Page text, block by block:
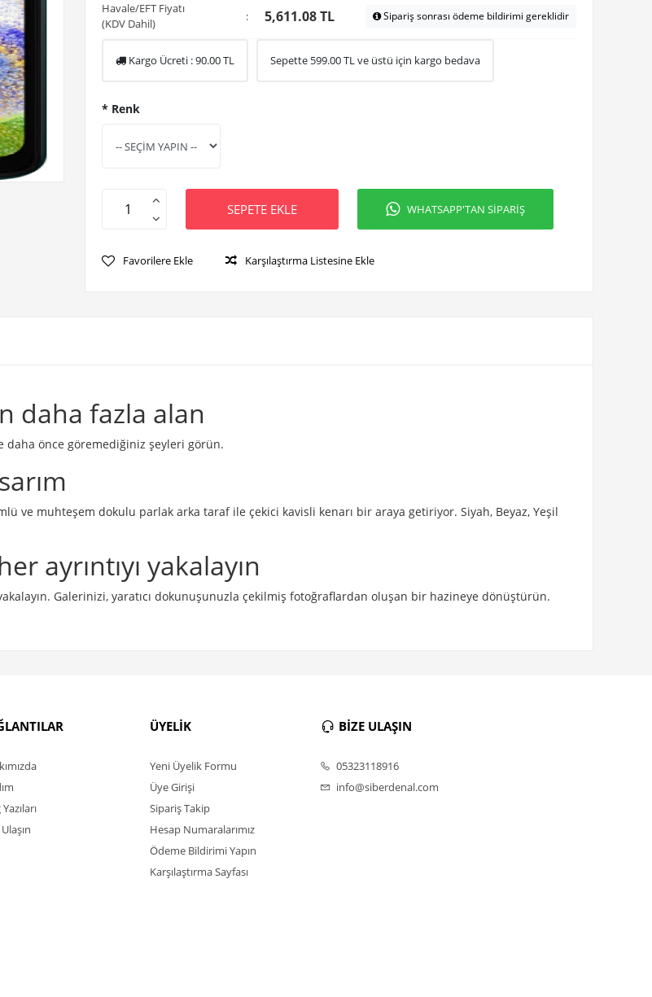
Havale/EFT Fiyatı
(KDV Dahil)
: 5,611.08 TL Sipariş sonrası ödeme bildirimi gereklidir
Kargo Ücreti :90.00TL Sepette 599.00TL ve üstü için kargo bedava
* Renk
SEPETE EKLE WHATSAPP'TAN SİPARİŞ
Favorilere Ekle Karşılaştırma Listesine Ekle
daha fazla alan
daha önce göremediğiniz şeyleri görün.
ve muhteşem dokulu parlak arka taraf ile çekici kavisli kenarı bir araya getiriyor. Siyah, Beyaz, Yeşil
ayrıntıyı yakalayın
Galerinizi, yaratıcı dokunuşunuzla çekilmiş fotoğraflardan oluşan bir hazineye dönüştürün.
ÜYELİK
Yeni Üyelik Formu
Üye Girişi
Sipariş Takip
Hesap Numaralarımız
Ödeme Bildirimi Yapın
Karşılaştırma Sayfası
BİZE ULAŞIN
05323118916
info@siberdenal.com